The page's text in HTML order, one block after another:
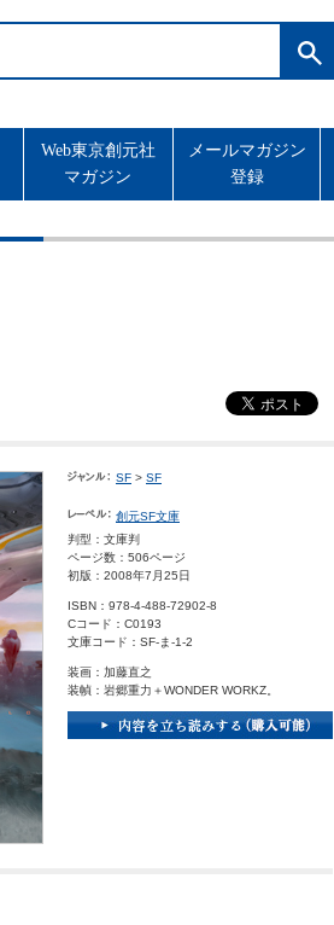
Web東京創元社
マガジン
メールマガジン
登録
SF > SF
創元SF文庫
判型：文庫判
ページ数：506ページ
初版：2008年7月25日
ISBN：978-4-488-72902-8
Cコード：C0193
文庫コード：SF-ま-1-2
装画：加藤直之
装幀：岩郷重力＋WONDER WORKZ。